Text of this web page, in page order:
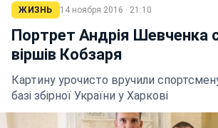
ЖИЗНЬ 14 ноября 2016 · 21:10
Портрет Андрія Шевченка
віршів Кобзаря
Картину урочисто вручили
базі збірної України у Харкові